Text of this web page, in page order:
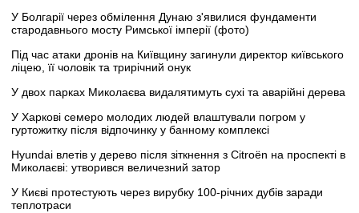
У Болгарії через обмілення Дунаю з'явилися фундаменти
стародавнього мосту Римської імперії (фото)
Під час атаки дронів на Київщину загинули директор київського
ліцею, її чоловік та трирічний онук
У двох парках Миколаєва видалятимуть сухі та аварійні дерева
У Харкові семеро молодих людей влаштували погром у
гуртожитку після відпочинку у банному комплексі
Hyundai влетів у дерево після зіткнення з Citroën на проспекті в
Миколаєві: утворився величезний затор
У Києві протестують через вирубку 100-річних дубів заради
теплотраси